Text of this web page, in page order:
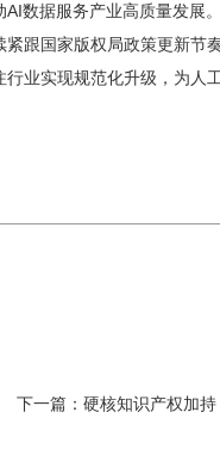
数据服务产业高质量发展
紧跟国家版权局政策更新节
业实现规范化升级，为人
下一篇： 硬核知识产权加